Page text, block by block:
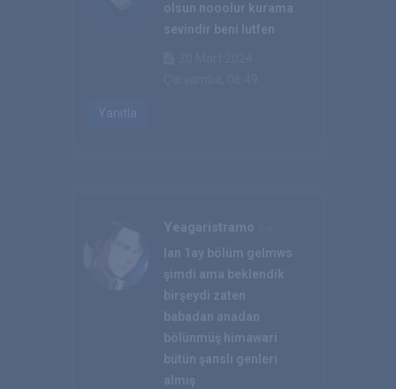
olsun nooolur kurama
sevindir beni lutfen
Yanıtla
Yeagaristramo
lan 1ay bölüm gelmws
şimdi ama beklendik
birşeydi zaten
babadan anadan
bölünmüş himawari
bütün şanslı genleri
almış